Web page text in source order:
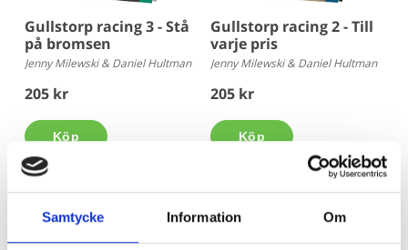
Samtycke Information Om
Gullstorp racing 3 - Stå
på bromsen
Jenny Milewski & Daniel Hultman
205 kr
Köp
Gullstorp racing 2 - Till
varje pris
Jenny Milewski & Daniel Hultman
205 kr
Köp